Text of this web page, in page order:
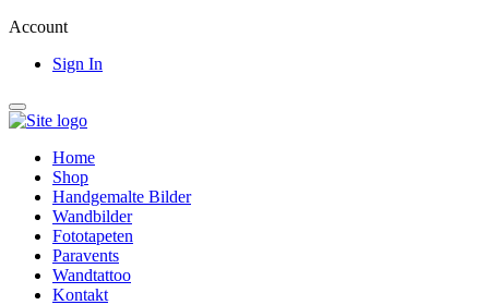
Account
Sign In
Home
Shop
Handgemalte Bilder
Wandbilder
Fototapeten
Paravents
Wandtattoo
Kontakt